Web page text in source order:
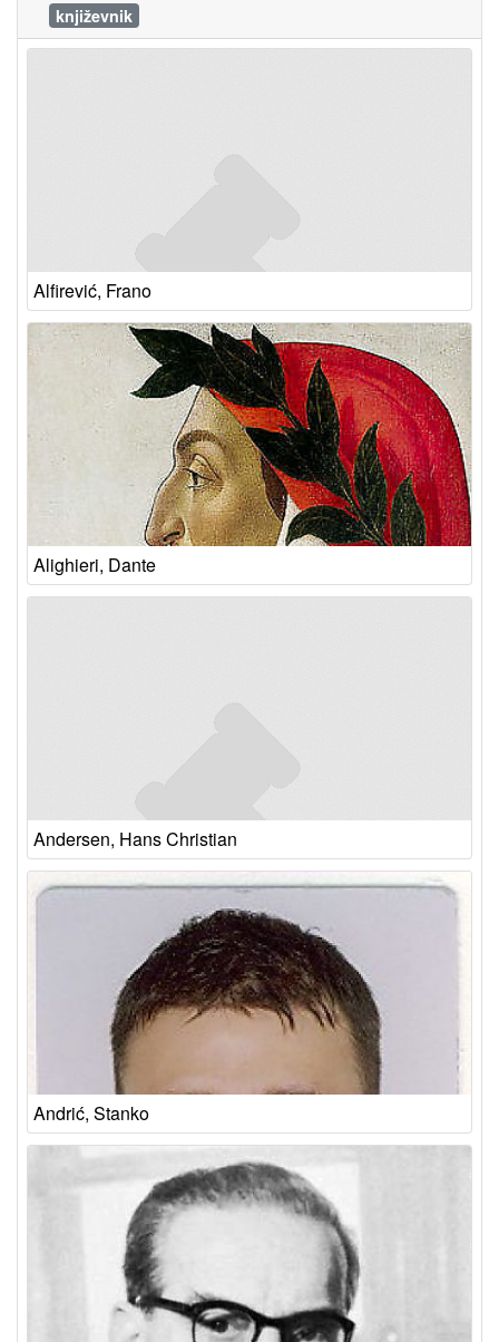
književnik
Alfirević, Frano
Alighieri, Dante
Andersen, Hans Christian
Andrić, Stanko